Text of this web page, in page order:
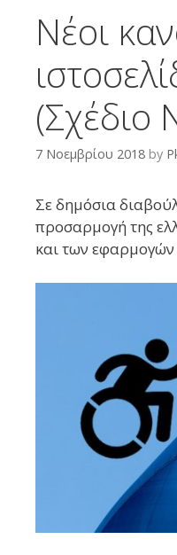
Νέοι
(Σχέδιο
7 Νοεμβρίου 2018 by
Σε δημόσια
προσαρμογή της
και των